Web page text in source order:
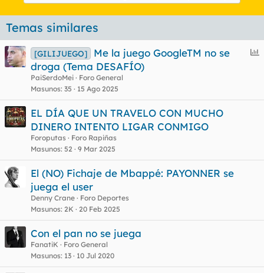
Temas similares
E
e
[GILIJUEGO]
Me la juego GoogleTM no se
droga (Tema DESAFÍO)
PaiSerdoMei
Foro General
Masunos 35 15 Ago 2025
EL DÍA QUE UN TRAVELO CON MUCHO
DINERO INTENTO LIGAR CONMIGO
Foroputas
Foro Rapiñas
Masunos 52 9 Mar 2025
El (NO) Fichaje de Mbappé: PAYONNER se
juega el user
Denny Crane
Foro Deportes
Masunos 2K 20 Feb 2025
Con el pan no se juega
FanatiK
Foro General
Masunos 13 10 Jul 2020